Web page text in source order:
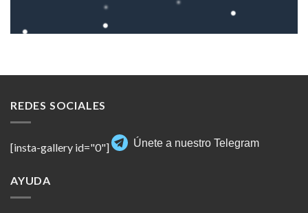
REDES SOCIALES
[insta-gallery id="0"] Únete a nuestro Telegram
AYUDA